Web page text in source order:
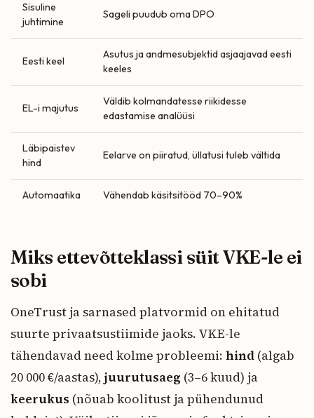
Sisuline
juhtimine
Sageli puudub oma DPO
Eesti keel
Asutus ja andmesubjektid asjaajavad eesti
keeles
EL-i majutus
Väldib kolmandatesse riikidesse
edastamise analüüsi
Läbipaistev
hind
Eelarve on piiratud, üllatusi tuleb vältida
Automaatika Vähendab käsitsitööd 70–90%
Miks ettevõtteklassi süit VKE-le ei
sobi
OneTrust ja sarnased platvormid on ehitatud
suurte privaatsustiimide jaoks. VKE-le
tähendavad need kolme probleemi: hind (algab
20 000 €/aastas), juurutusaeg (3–6 kuud) ja
keerukus (nõuab koolitust ja pühendunud